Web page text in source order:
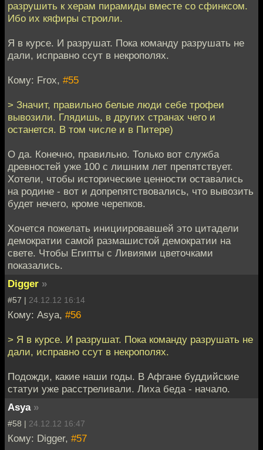
разрушить к херам пирамиды вместе со сфинксом.
Ибо их кяфиры строили.
Я в курсе. И разрушат. Пока команду разрушать не
дали, исправно ссут в некрополях.
Кому: Frox, #55
> Значит, правильно белые люди себе трофеи
вывозили. Глядишь, в других странах чего и
останется. В том числе и в Питере)
О да. Конечно, правильно. Только вот служба
древностей уже 100 с лишним лет препятствует.
Хотели, чтобы исторические ценности оставались
на родине - вот и допрепятствовались, что вывозить
будет нечего, кроме черепков.
Хочется пожелать инициировавшей это цитадели
демократии самой размашистой демократии на
свете. Чтобы Египты с Ливиями цветочками
показались.
Digger »
#57 | 24.12.12 16:14
Кому: Asya, #56
> Я в курсе. И разрушат. Пока команду разрушать не
дали, исправно ссут в некрополях.
Подожди, какие наши годы. В Афгане буддийские
статуи уже расстреливали. Лиха беда - начало.
Asya »
#58 | 24.12.12 16:47
Кому: Digger, #57